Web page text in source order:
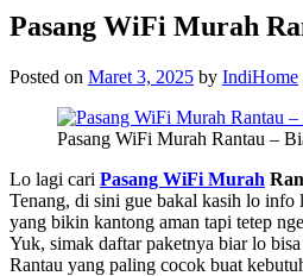
Pasang WiFi Murah
Posted on Maret 3, 2025 by IndiHome
Pasang WiFi Murah Rantau –
Lo lagi cari Pasang WiFi Murah
Tenang, di sini gue bakal kasih lo info
yang bikin kantong aman tapi tetep
Yuk, simak daftar paketnya biar lo
Rantau yang paling cocok buat